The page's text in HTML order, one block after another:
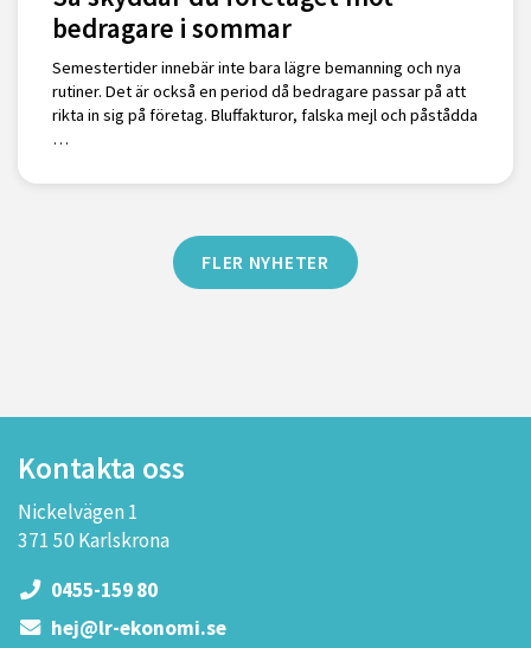
bedragare i sommar
Semestertider innebär inte bara lägre bemanning och nya
rutiner. Det är också en period då bedragare passar på att
rikta in sig på företag. Bluffakturor, falska mejl och påstådda
…
FLER NYHETER
Kontakta oss
Nickelvägen 1
371 50 Karlskrona
0455-159 80
hej@lr-ekonomi.se